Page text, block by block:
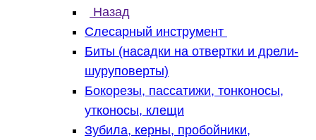
Назад
Слесарный инструмент
Биты (насадки на отвертки и дрели-
шуруповерты)
Бокорезы, пассатижи, тонконосы,
утконосы, клещи
Зубила, керны, пробойники,